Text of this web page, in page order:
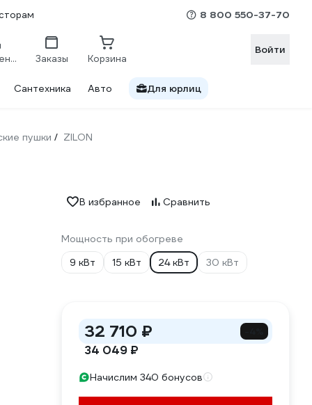
8 800 550-37-70
Сравнение Заказы Корзина
Войти
Сантехника Авто Для юрлиц
пушки / ZILON
В избранное Сравнить
Мощность при обогреве
9 кВт
15 кВт 24 кВт 30 кВт
32 710 ₽
34 049 ₽
Начислим 340 бонусов